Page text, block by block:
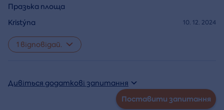
Празька площа
10. 12. 2024
Kristýna
1 відповідай.
Дивіться додаткові запитання
Поставити запитання